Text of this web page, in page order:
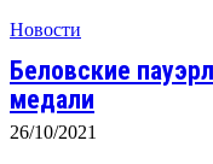
Новости
Беловские
медали
26/10/2021